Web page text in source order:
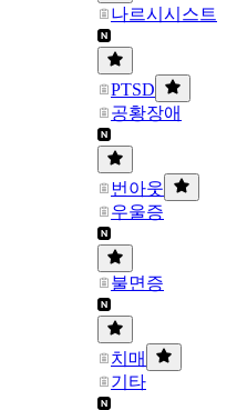
나르시시스트
PTSD
공황장애
번아웃
우울증
불면증
치매
기타